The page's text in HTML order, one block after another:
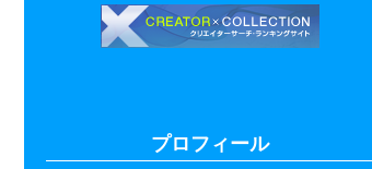
プロフィール